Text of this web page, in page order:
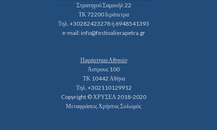
Στρατηγού Σαμουήλ 22
ΤΚ 72200 Ιεράπετρα
Τηλ. +30282423278 ή 6948541393
e-mail:info@festivalierapetra.gr
Παράρτημα Αθηνών
Άστρους 100
ΤΚ 10442 Αθήνα
Τηλ. +302110129912
Copyright © ΧΡΥΣΕΑ 2018-2020
Μεταφράσεις Χρήστος Σολωμός